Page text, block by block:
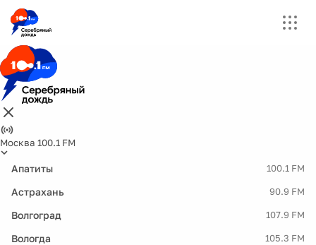
Москва 100.1 FM
Апатиты 100.1 FM
Астрахань 90.9 FM
Волгоград 107.9 FM
Вологда 105.3 FM